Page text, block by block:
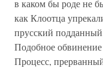
в каком бы роде не
как Клоотца
прусский
Подобное
Процесс,